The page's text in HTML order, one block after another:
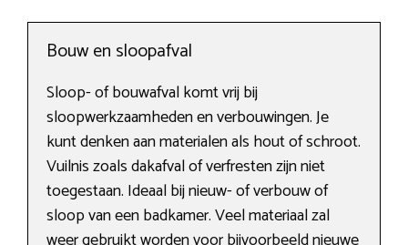
Bouw en sloopafval
Sloop- of bouwafval komt vrij bij
sloopwerkzaamheden en verbouwingen. Je
kunt denken aan materialen als hout of schroot.
Vuilnis zoals dakafval of verfresten zijn niet
toegestaan. Ideaal bij nieuw- of verbouw of
sloop van een badkamer. Veel materiaal zal